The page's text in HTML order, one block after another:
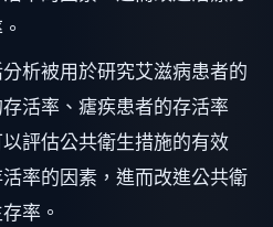
析被用於研究艾滋病患者的
活率、瘧疾患者的存活率
評估公共衛生措施的有效
率的因素，進而改進公共衛
率。